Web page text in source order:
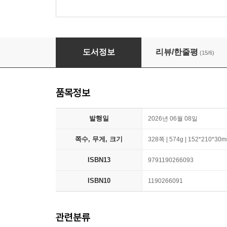
히스토리아 비테이
도서정보 리뷰/한줄평 (15/6)
품목정보
발행일 2026년 06월 08일
쪽수, 무게, 크기 328쪽 | 574g |
ISBN13 9791190266093
ISBN10 1190266091
관련분류